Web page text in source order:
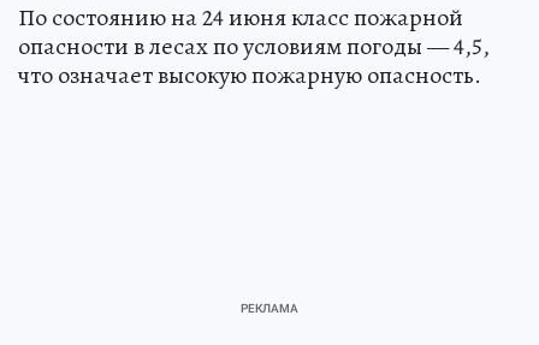
По состоянию на 24 июня класс пожарной
опасности в лесах по условиям погоды — 4,5,
что означает высокую пожарную опасность.